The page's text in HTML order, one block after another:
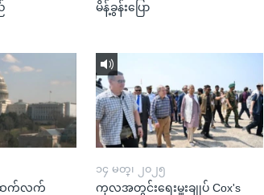
မိန့်ခွန်းပြော
ဆက်လက်
၁၄ မတ္၊ ၂၀၂၅
ကုလအတွင်းရေးမှူးချုပ် Cox's